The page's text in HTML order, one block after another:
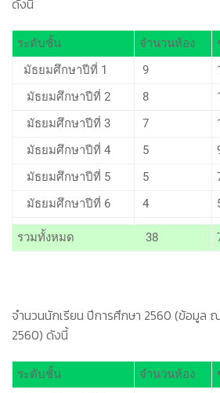
ดังนี้
ระดับชั้น จำนวนห้อง
มัธยมศึกษาปีที่ 1
9
มัธยมศึกษาปีที่ 2
8
มัธยมศึกษาปีที่ 3
7
มัธยมศึกษาปีที่ 4
5
มัธยมศึกษาปีที่ 5
5
มัธยมศึกษาปีที่ 6
4
รวมทั้งหมด 38
จำนวนนักเรียน ปีการศึกษา 2560 (ข้อมูล
2560) ดังนี้
ระดับชั้น จำนวนห้อง